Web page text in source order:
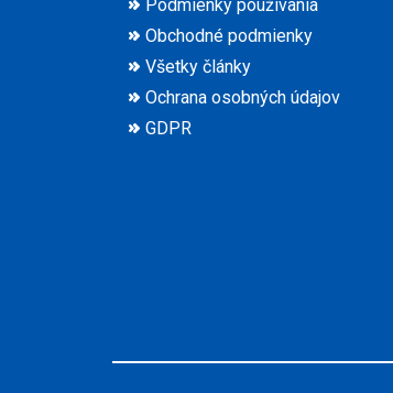
Podmienky používania
Obchodné podmienky
Všetky články
Ochrana osobných údajov
GDPR